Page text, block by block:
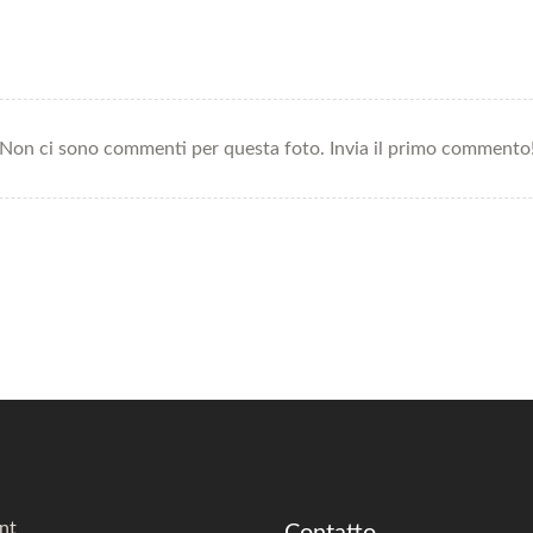
Non ci sono commenti per questa foto. Invia il primo